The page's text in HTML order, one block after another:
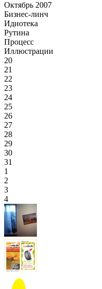
Октябрь 2007
Бизнес-линч
Идиотека
Рутина
Процесс
Иллюстрации
20
21
22
23
24
25
26
27
28
29
30
31
1
2
3
4